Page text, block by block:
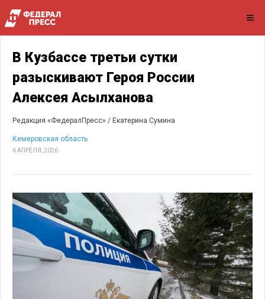
В Кузбассе третьи сутки
разыскивают Героя России
Алексея Асылханова
Редакция «ФедералПресс» / Екатерина Сумина
Кемеровская область
6 АПРЕЛЯ, 2026